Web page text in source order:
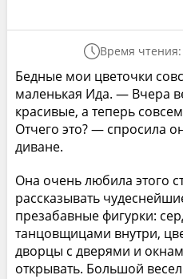
Время
Бедные мои цветочки
маленькая Ида. — Вчера
красивые, а теперь
Отчего это? — спросила
диване.
Она очень любила этого
рассказывать
презабавные фигурки:
танцовщицами внутри,
дворцы с дверями и
открывать. Большой